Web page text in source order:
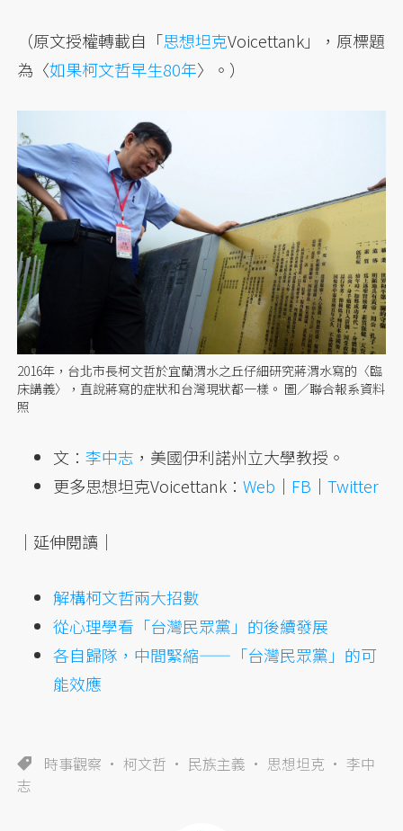
（原文授權轉載自「思想坦克Voicettank」，原標題
為〈如果柯文哲早生80年〉。）
2016年，台北市長柯文哲於宜蘭渭水之丘仔細研究蔣渭水寫的〈臨
床講義〉，直說蔣寫的症狀和台灣現狀都一樣。 圖／聯合報系資料
照
文：李中志 ，美國伊利諾州立大學教授。
更多思想坦克Voicettank：Web ｜ FB ｜Twitter
｜延伸閱讀｜
解構柯文哲兩大招數
從心理學看「台灣民眾黨」的後續發展
各自歸隊，中間緊縮——「台灣民眾黨」的可
能效應
時事觀察 柯文哲 民族主義 思想坦克
李中
志